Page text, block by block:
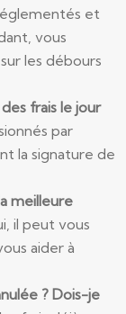
et
vous
les débours
frais le jour
par
la signature de
meilleure
il peut vous
aider à
? Dois-je